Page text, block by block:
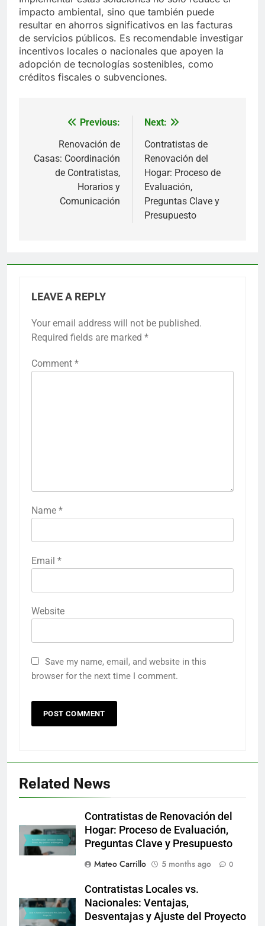
impacto ambiental, sino que también puede
resultar en ahorros significativos en las facturas
de servicios públicos. Es recomendable investigar
incentivos locales o nacionales que apoyen la
adopción de tecnologías sostenibles, como
créditos fiscales o subvenciones.
navigation
Previous:
Renovación de
Casas: Coordinación
de Contratistas,
Horarios y
Comunicación
Next:
Contratistas de
Renovación del
Hogar: Proceso de
Evaluación,
Preguntas Clave y
Presupuesto
LEAVE A REPLY
Your email address will not be published.
Required fields are marked *
Comment *
Name *
Email *
Website
Save my name, email, and website in this
browser for the next time I comment.
Related News
Contratistas de Renovación del
Hogar: Proceso de Evaluación,
Preguntas Clave y Presupuesto
Mateo Carrillo
5 months ago 0
Contratistas Locales vs.
Nacionales: Ventajas,
Desventajas y Ajuste del Proyecto